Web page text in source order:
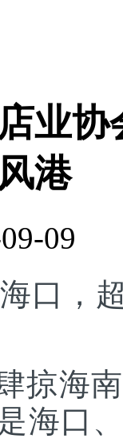
业
港
09
口，
掠海
海口